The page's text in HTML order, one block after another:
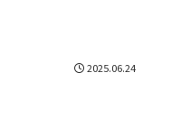
2025.06.24